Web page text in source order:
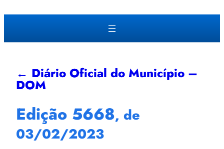
u
a
← Diário Oficial do Município –
DOM
Edição 5668, de
03/02/2023